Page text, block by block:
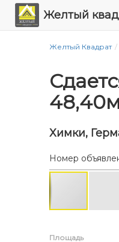
Желтый
Желтый Квадрат
Химки,
Номер
Площадь